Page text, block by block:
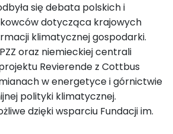
się debata polskich i
dotycząca krajowych
klimatycznej gospodarki.
oraz niemieckiej centrali
Revierende z Cottbus
w energetyce i górnictwie
polityki klimatycznej.
dzięki wsparciu Fundacji im.